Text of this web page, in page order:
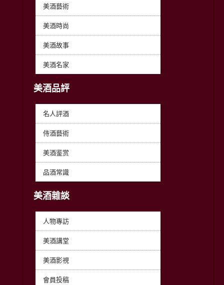
美酒藝術
美酒時尚
美酒故事
美酒名家
美酒品評
名人評酒
侍酒藝術
美酒鉴赏
品酒常識
美酒雜談
人物專訪
美酒講堂
美酒影視
會員投稿